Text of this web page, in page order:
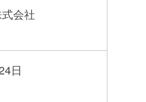
会社
日